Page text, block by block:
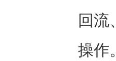
回流
操作